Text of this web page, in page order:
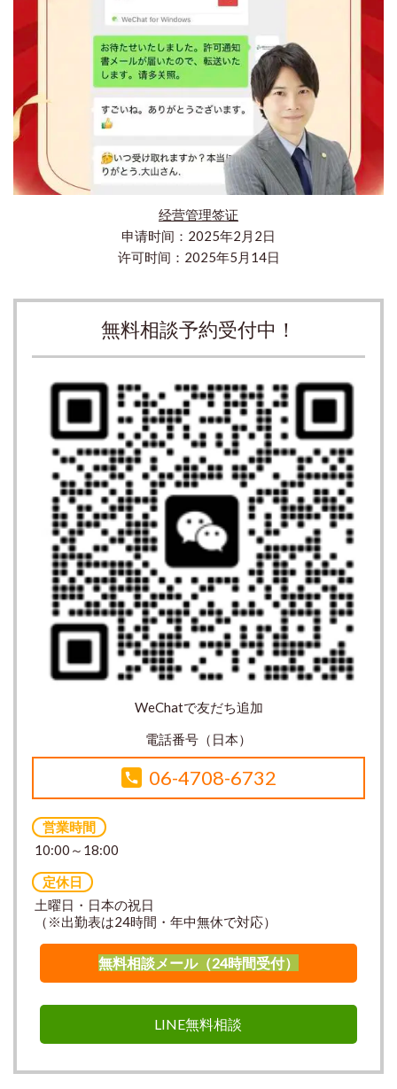
经营管理签证
申请时间：2025年2月2日
许可时间：2025年5月14日
無料相談予約受付中！
WeChatで友だち追加
電話番号（日本）
06-4708-6732
営業時間
10:00～18:00
定休日
土曜日・日本の祝日
（※出勤表は24時間・年中無休で対応）
無料相談メール（24時間受付）
LINE無料相談